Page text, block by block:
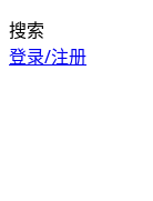
搜索
登录/注册